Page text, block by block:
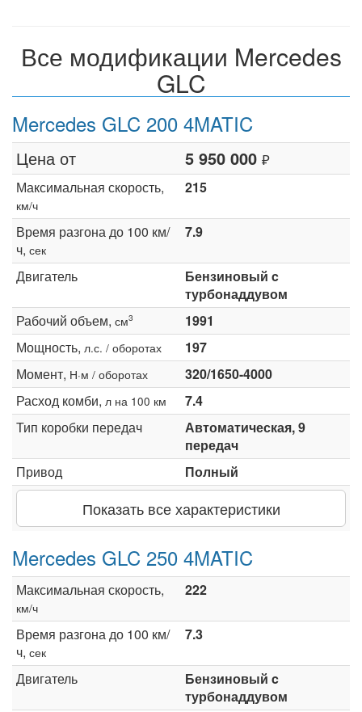
Все модификации Mercedes
GLC
Mercedes GLC 200 4MATIC
Цена от 5 950 000 ₽
Максимальная скорость,
км/ч
215
Время разгона до 100 км/
ч, сек
7.9
Двигатель
Бензиновый c
турбонаддувом
Рабочий объем, см3
1991
Мощность, л.с. / оборотах
197
Момент, Н·м / оборотах
320/1650-4000
Расход комби, л на 100 км
7.4
Тип коробки передач
Автоматическая, 9
передач
Привод
Полный
Показать все характеристики
Mercedes GLC 250 4MATIC
Максимальная скорость,
км/ч
222
Время разгона до 100 км/
ч, сек
7.3
Двигатель
Бензиновый c
турбонаддувом